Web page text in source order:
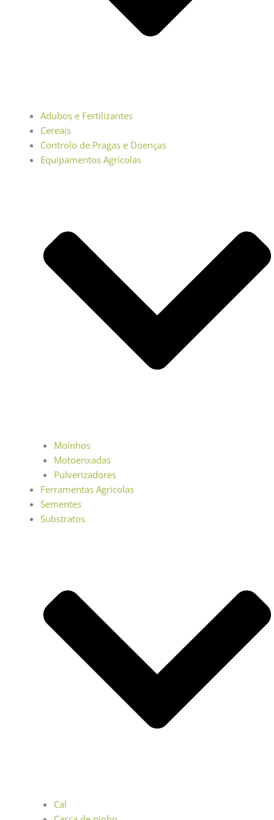
Adubos e Fertilizantes
Cereais
Controlo de Pragas e Doenças
Equipamentos Agrícolas
Moínhos
Motoenxadas
Pulverizadores
Ferramentas Agrícolas
Sementes
Substratos
Cal